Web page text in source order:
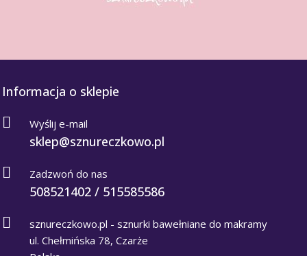
Informacja o sklepie
Wyślij e-mail
sklep@sznureczkowo.pl
Zadzwoń do nas
508521402 / 515585586
sznureczkowo.pl - sznurki bawełniane do makramy
ul. Chełmińska 78, Czarże